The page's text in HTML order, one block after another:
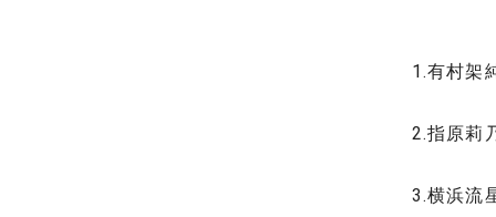
1.有村架
2.指原莉
3.横浜流